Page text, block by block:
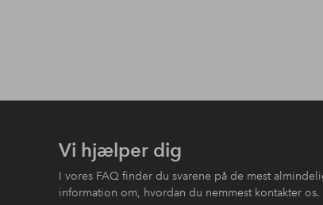
Vi hjælper dig
I vores FAQ finder du svarene på de mest
information om, hvordan du nemmest kontakter os.